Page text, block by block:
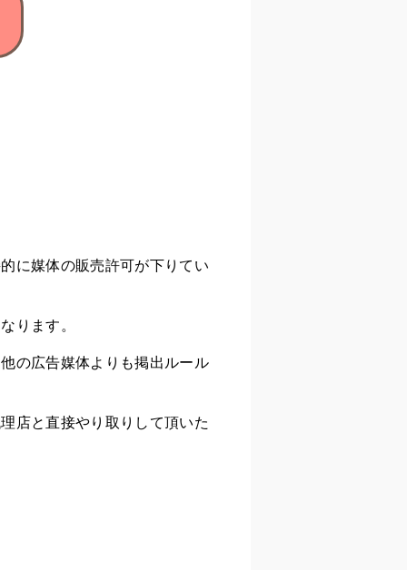
に媒体の販売許可が下りてい
ります。
の広告媒体よりも掲出ルール
店と直接やり取りして頂いた